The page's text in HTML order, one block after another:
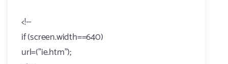
<!--
if (screen.width==640)
url=("ie.htm");